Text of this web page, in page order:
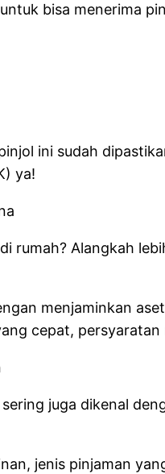
bisa menerima
ini sudah
ya!
rumah? Alangkah
menjaminkan
cepat,
juga dikenal
jenis pinjaman